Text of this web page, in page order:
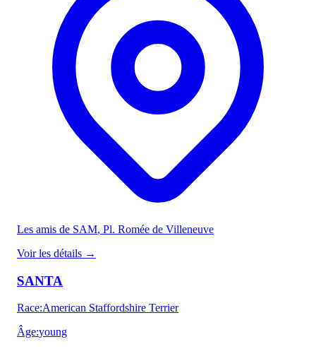
Les amis de SAM, Pl. Romée de Villeneuve
Voir les détails →
SANTA
Race:American Staffordshire Terrier
Âge:young